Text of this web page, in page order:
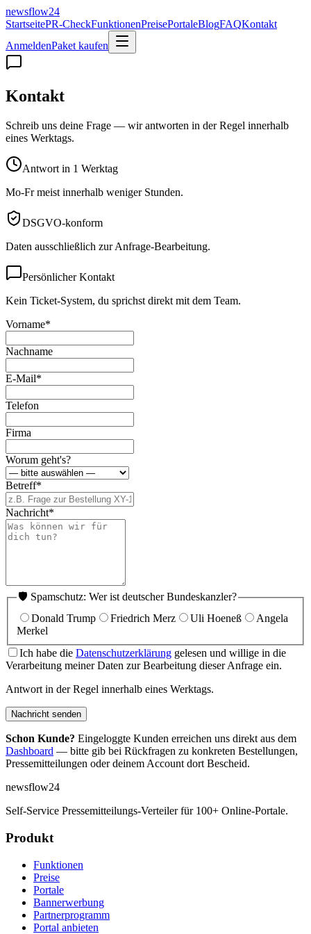
newsflow24
StartseitePR-CheckFunktionenPreisePortaleBlogFAQKontakt
AnmeldenPaket kaufen
Kontakt
Schreib uns deine Frage — wir antworten in der Regel innerhalb
eines Werktags.
Antwort in 1 Werktag
Mo-Fr meist innerhalb weniger Stunden.
DSGVO-konform
Daten ausschließlich zur Anfrage-Bearbeitung.
Persönlicher Kontakt
Kein Ticket-System, du sprichst direkt mit dem Team.
Vorname*
Nachname
E-Mail*
Telefon
Firma
Worum geht's?
Betreff*
Nachricht*
🛡️ Spamschutz: Wer ist deutscher Bundeskanzler?
Donald Trump
Friedrich Merz Uli Hoeneß
Angela
Merkel
Ich habe die Datenschutzerklärung gelesen und willige in die
Verarbeitung meiner Daten zur Bearbeitung dieser Anfrage ein.
Antwort in der Regel innerhalb eines Werktags.
Nachricht senden
Schon Kunde? Eingeloggte Kunden erreichen uns direkt aus dem
Dashboard — bitte gib bei Rückfragen zu konkreten Bestellungen,
Pressemitteilungen oder deinem Account dort Bescheid.
newsflow24
Self-Service Pressemitteilungs-Verteiler für 100+ Online-Portale.
Produkt
Funktionen
Preise
Portale
Bannerwerbung
Partnerprogramm
Portal anbieten